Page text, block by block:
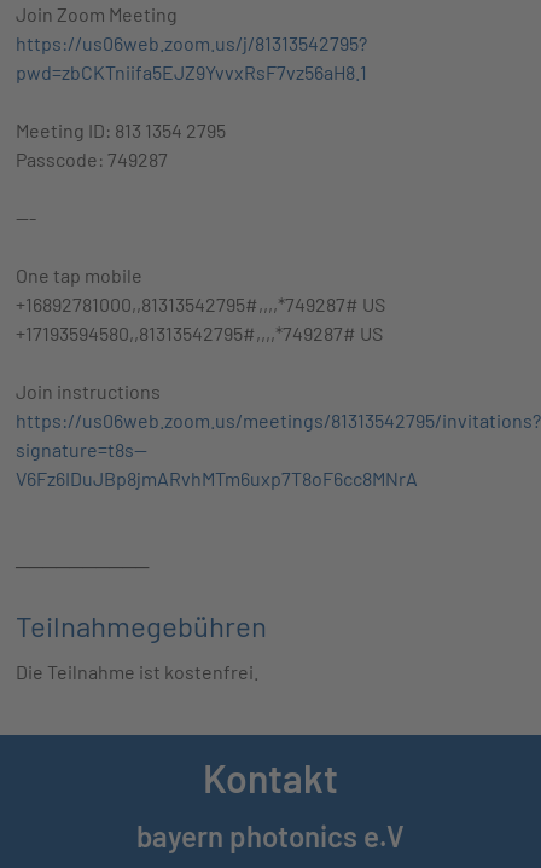
Join Zoom Meeting
https://us06web.zoom.us/j/81313542795?
pwd=zbCKTniifa5EJZ9YvvxRsF7vz56aH8.1
Meeting ID: 813 1354 2795
Passcode: 749287
---
One tap mobile
+16892781000,,81313542795#,,,,*749287# US
+17193594580,,81313542795#,,,,*749287# US
Join instructions
https://us06web.zoom.us/meetings/81313542795/invitations?
signature=t8s--
V6Fz6IDuJBp8jmARvhMTm6uxp7T8oF6cc8MNrA
──────────
Teilnahmegebühren
Die Teilnahme ist kostenfrei.
Kontakt
bayern photonics e.V